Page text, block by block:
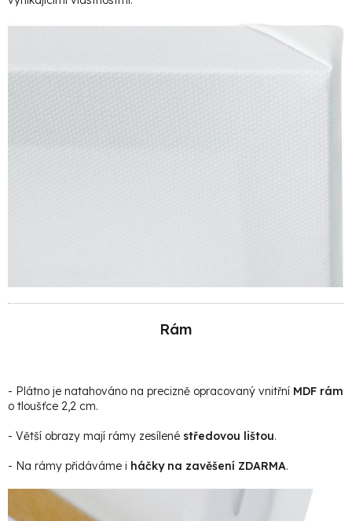
Rám
- Plátno je natahováno na precizně opracovaný vnitřní MDF rám
o tloušťce 2,2 cm.
- Větší obrazy mají rámy zesílené středovou lištou.
- Na rámy přidáváme i háčky na zavěšení ZDARMA.